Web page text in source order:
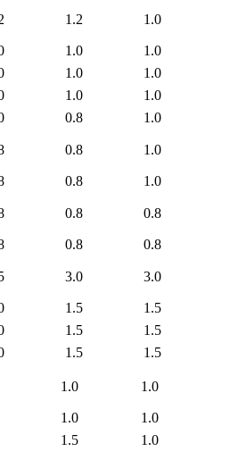
1.2 1.0
1.0
1.0
1.0
1.0
1.0
1.0
0.8
1.0
0.8 1.0
0.8
1.0
0.8 0.8
0.8
0.8
3.0 3.0
1.5
1.5
1.5
1.5
1.5
1.5
1.0 1.0
1.0
1.0
1.5 1.0